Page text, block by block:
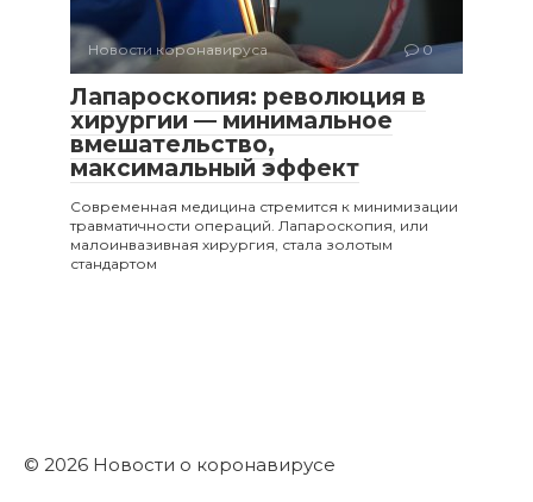
Новости коронавируса 0
Лапароскопия: революция в
хирургии — минимальное
вмешательство,
максимальный эффект
Современная медицина стремится к минимизации
травматичности операций. Лапароскопия, или
малоинвазивная хирургия, стала золотым
стандартом
© 2026 Новости о коронавирусе